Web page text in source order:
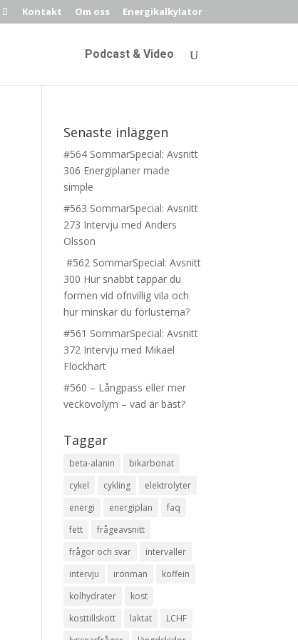
Kontakt Om oss Energikalkylator
Podcast & Video
Senaste inläggen
#564 SommarSpecial: Avsnitt
306 Energiplaner made
simple
#563 SommarSpecial: Avsnitt
273 Intervju med Anders
Olsson
#562 SommarSpecial: Avsnitt
300 Hur snabbt tappar du
formen vid ofrivillig vila och
hur minskar du förlusterna?
#561 SommarSpecial: Avsnitt
372 Intervju med Mikael
Flockhart
#560 – Långpass eller mer
veckovolym – vad är bäst?
Taggar
beta-alanin
bikarbonat
cykel
cykling
elektrolyter
energi
energiplan
faq
fett
frågeavsnitt
frågor och svar
intervaller
intervju
ironman
koffein
kolhydrater
kost
kosttillskott
laktat
LCHF